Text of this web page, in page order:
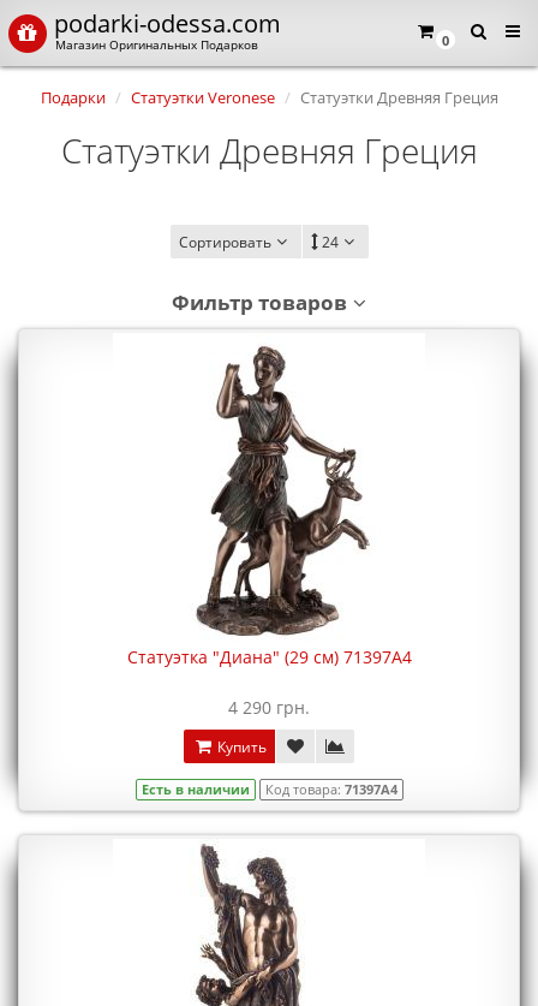
0
podarki-odessa.com
Магазин Оригинальных Подарков
Подарки Статуэтки Veronese Статуэтки Древняя Греция
Статуэтки Древняя Греция
Сортировать 24
×
Язык магазина
Выберите пожалуйста язык магазина
Фильтр товаров
Статуэтка "Диана" (29 см) 71397A4
4 290 грн.
Купить
Есть в наличии Код товара: 71397A4